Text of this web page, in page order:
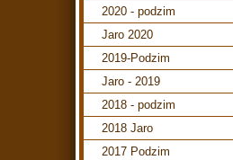
2020 - podzim
Jaro 2020
2019-Podzim
Jaro - 2019
2018 - podzim
2018 Jaro
2017 Podzim